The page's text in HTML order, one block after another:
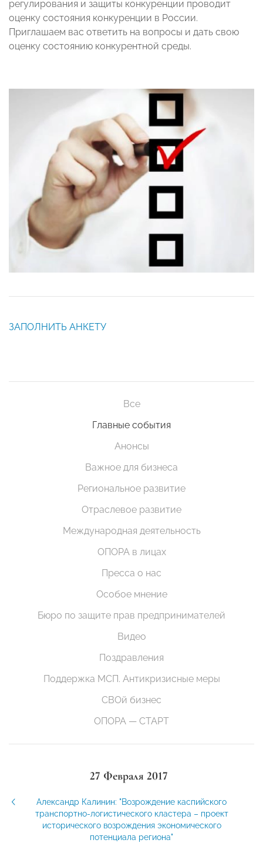
регулирования и защиты конкуренции проводит
оценку состояния конкуренции в России.
Приглашаем вас ответить на вопросы и дать свою
оценку состоянию конкурентной среды.
ЗАПОЛНИТЬ АНКЕТУ
Все
Главные события
Анонсы
Важное для бизнеса
Региональное развитие
Отраслевое развитие
Международная деятельность
ОПОРА в лицах
Пресса о нас
Особое мнение
Бюро по защите прав предпринимателей
Видео
Поздравления
Поддержка МСП. Антикризисные меры
СВОй бизнес
ОПОРА — СТАРТ
27 Февраля 2017
Александр Калинин: "Возрождение каспийского
транспортно-логистического кластера – проект
исторического возрождения экономического
потенциала региона"